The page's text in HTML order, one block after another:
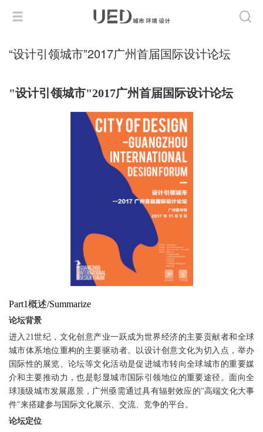
“设计引领城市”2017广州首届国际设计论坛
"设计引领城市"2017广州首届国际设计论坛
Part1概述/Summarize
论坛背景
进入21世纪，文化创意产业一跃成为世界经济的主要贡献者和全球
城市体系地位重构的主要驱动者。以设计创意文化为切入点，举办
国际性的展览、论坛等文化活动是促进城市转向全球城市的重要媒
介和主要推动力，也是彰显城市国际引领地位的重要途径。面向全
球顶级城市发展愿景，广州亟需通过具有辐射效应的"高端文化大事
件"来搭建参与国际文化展示、交流、竞争的平台。
论坛定位